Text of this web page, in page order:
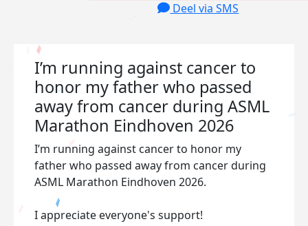
Deel via SMS
I’m running against cancer to
honor my father who passed
away from cancer during ASML
Marathon Eindhoven 2026
I’m running against cancer to honor my
father who passed away from cancer during
ASML Marathon Eindhoven 2026.
I appreciate everyone's support!